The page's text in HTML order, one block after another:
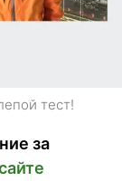
тест!
за